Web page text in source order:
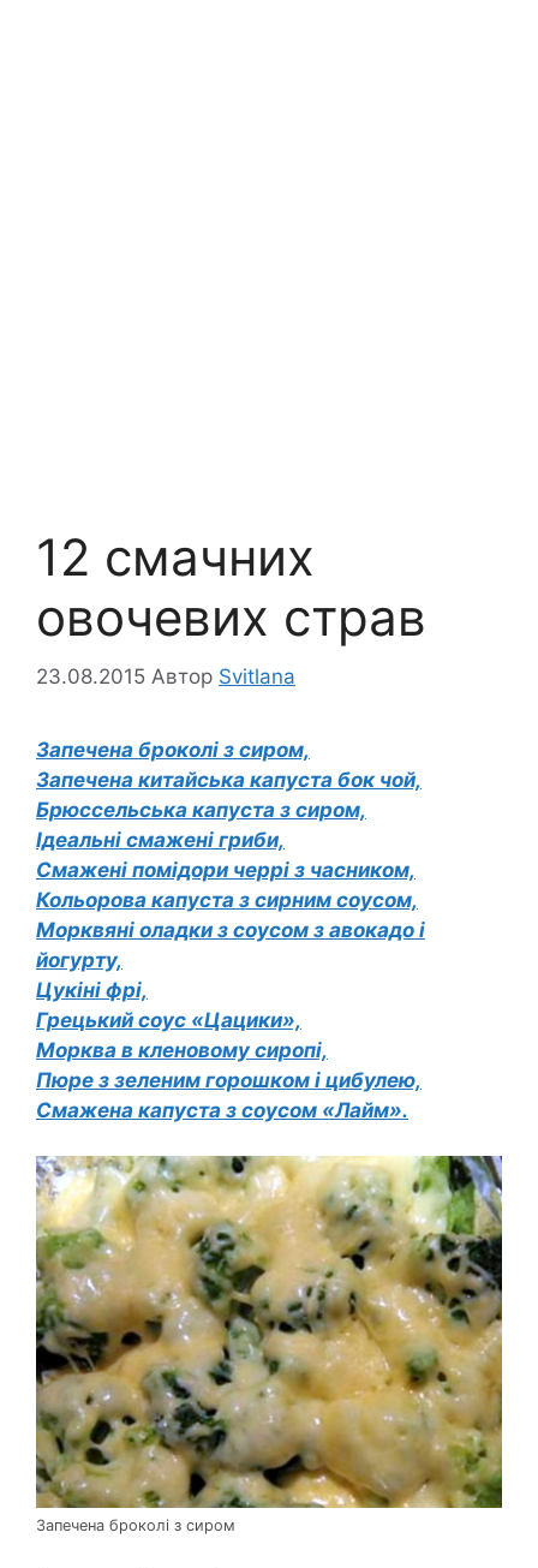
12 смачних
овочевих страв
23.08.2015 Автор Svitlana
Запечена броколі з сиром,
Запечена китайська капуста бок чой,
Брюссельська капуста з сиром,
Ідеальні смажені гриби,
Смажені помідори черрі з часником,
Кольорова капуста з сирним соусом,
Морквяні оладки з соусом з авокадо і
йогурту,
Цукіні фрі,
Грецький соус «Цацики»,
Морква в кленовому сиропі,
Пюре з зеленим горошком і цибулею,
Смажена капуста з соусом «Лайм».
Запечена броколі з сиром